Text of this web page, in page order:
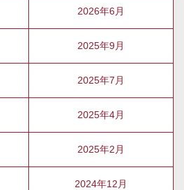
2026年6月
2025年9月
2025年7月
2025年4月
2025年2月
2024年12月